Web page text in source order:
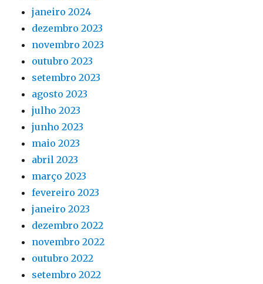
janeiro 2024
dezembro 2023
novembro 2023
outubro 2023
setembro 2023
agosto 2023
julho 2023
junho 2023
maio 2023
abril 2023
março 2023
fevereiro 2023
janeiro 2023
dezembro 2022
novembro 2022
outubro 2022
setembro 2022